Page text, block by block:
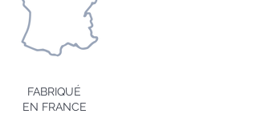
FABRIQUÉ
EN FRANCE